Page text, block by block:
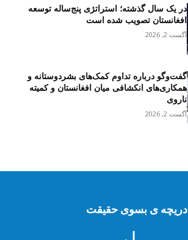
در یک سال گذشته؛ استراتژی پنج‌ساله توسعه
افغانستان تصویب شده است
آگست 2, 2026
گفت‌وگو درباره تداوم کمک‌های بشردوستانه و
همکاری‌های انکشافی میان افغانستان و کمیته
ناروی
آگست 2, 2026
دریچه ی بسوی حقیقت